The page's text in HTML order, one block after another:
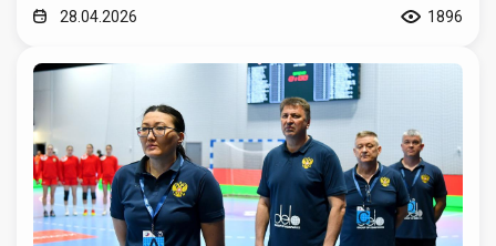
28.04.2026 1896